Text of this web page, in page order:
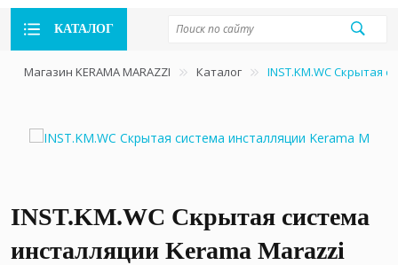
КАТАЛОГ
Магазин KERAMA MARAZZI Каталог INST.KM.WC Скрытая
INST.KM.WC Скрытая система
инсталляции Kerama Marazzi